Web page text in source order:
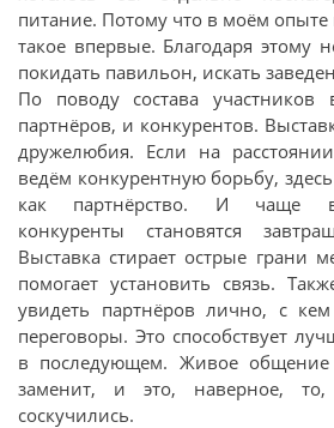
питание. Потому что в моём
такое впервые. Благодаря этому
покидать павильон, искать
По поводу состава
партнёров, и конкурентов.
дружелюбия. Если на
ведём конкурентную борьбу, здесь
как партнёрство. И чаще
конкуренты становятся
Выставка стирает острые грани
помогает установить связь.
увидеть партнёров лично, с
переговоры. Это способствует
в последующем. Живое общение
заменит, и это, наверное,
соскучились.